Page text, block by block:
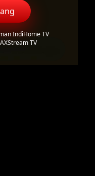
IndiHome TV
TV